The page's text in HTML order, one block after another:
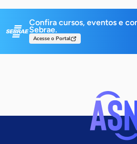
Confira cursos, eventos e
Sebrae.
Acesse o Portal